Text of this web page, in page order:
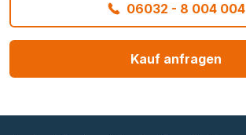
06032 - 8 004 004
Kauf anfragen